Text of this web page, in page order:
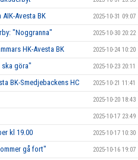
AIK-Avesta BK 2025-10-31 09:07
"Noggranna" 2025-10-30 20:22
HK-Avesta BK 2025-10-24 10:20
ska göra" 2025-10-23 20:11
BK-Smedjebackens HC 2025-10-21 11:41
2025-10-20 18:43
2025-10-17 23:49
kl 19.00 2025-10-17 10:30
gå fort" 2025-10-16 19:07